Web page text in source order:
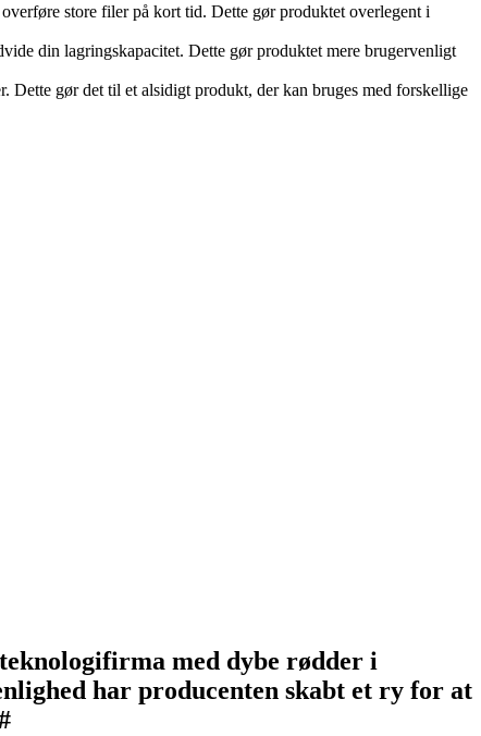
store filer på kort tid. Dette gør produktet overlegent i
din lagringskapacitet. Dette gør produktet mere brugervenligt
gør det til et alsidigt produkt, der kan bruges med forskellige
med dybe rødder i
har producenten skabt et ry for at